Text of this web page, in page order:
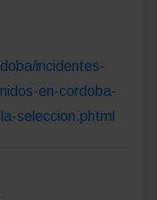
incidentes-
en-cordoba-
seleccion.phtml